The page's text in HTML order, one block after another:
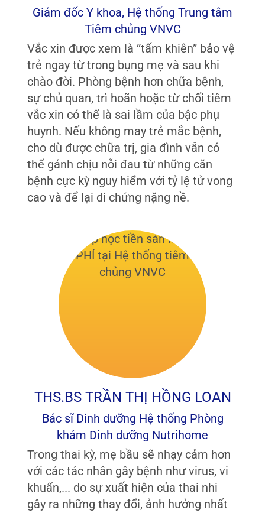
Giám đốc Y khoa, Hệ thống Trung tâm
Tiêm chủng VNVC
Vắc xin được xem là “tấm khiên” bảo vệ
trẻ ngay từ trong bụng mẹ và sau khi
chào đời. Phòng bệnh hơn chữa bệnh,
sự chủ quan, trì hoãn hoặc từ chối tiêm
vắc xin có thể là sai lầm của bậc phụ
huynh. Nếu không may trẻ mắc bệnh,
cho dù được chữa trị, gia đình vẫn có
thể gánh chịu nỗi đau từ những căn
bệnh cực kỳ nguy hiểm với tỷ lệ tử vong
cao và để lại di chứng nặng nề.
THS.BS TRẦN THỊ HỒNG LOAN
Bác sĩ Dinh dưỡng Hệ thống Phòng
khám Dinh dưỡng Nutrihome
Trong thai kỳ, mẹ bầu sẽ nhạy cảm hơn
với các tác nhân gây bệnh như virus, vi
khuẩn,... do sự xuất hiện của thai nhi
gây ra những thay đổi, ảnh hưởng nhất